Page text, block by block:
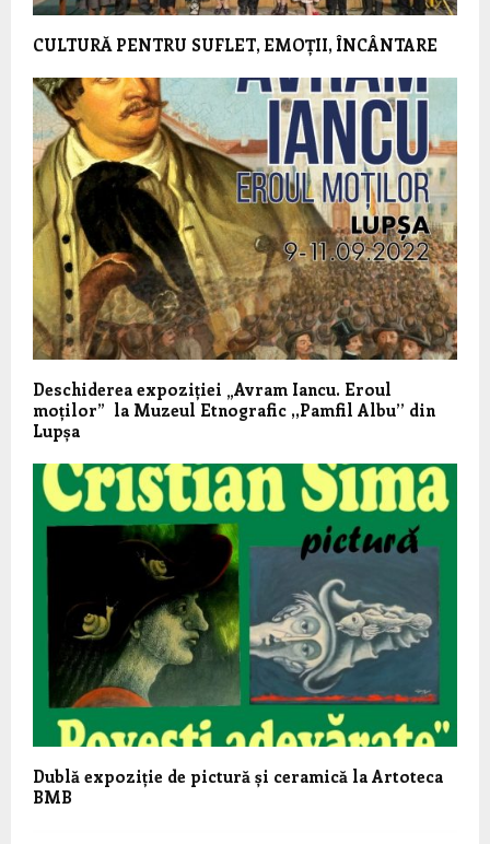
CULTURĂ PENTRU SUFLET, EMOȚII, ÎNCÂNTARE
Deschiderea expoziției „Avram Iancu. Eroul
moților” la Muzeul Etnografic ,,Pamfil Albu’’ din
Lupșa
Dublă expoziție de pictură și ceramică la Artoteca
BMB